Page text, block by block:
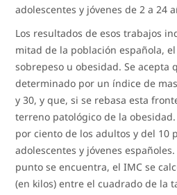
adolescentes y jóvenes de 2 a 24
Los resultados de esos trabajos
mitad de la población española,
sobrepeso u obesidad. Se acepta
determinado por un índice de
y 30, y que, si se rebasa esta
terreno patológico de la obesidad.
por ciento de los adultos y del 10
adolescentes y jóvenes
punto se encuentra, el IMC se
(en kilos) entre el cuadrado de la